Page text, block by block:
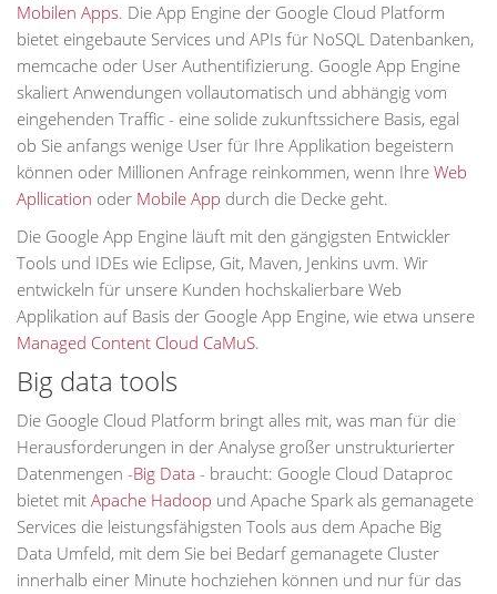
Mobilen Apps. Die App Engine der Google Cloud Platform
bietet eingebaute Services und APIs für NoSQL Datenbanken,
memcache oder User Authentifizierung. Google App Engine
skaliert Anwendungen vollautomatisch und abhängig vom
eingehenden Traffic - eine solide zukunftssichere Basis, egal
ob Sie anfangs wenige User für Ihre Applikation begeistern
können oder Millionen Anfrage reinkommen, wenn Ihre Web
Apllication oder Mobile App durch die Decke geht.
Die Google App Engine läuft mit den gängigsten Entwickler
Tools und IDEs wie Eclipse, Git, Maven, Jenkins uvm. Wir
entwickeln für unsere Kunden hochskalierbare Web
Applikation auf Basis der Google App Engine, wie etwa unsere
Managed Content Cloud CaMuS.
Big data tools
Die Google Cloud Platform bringt alles mit, was man für die
Herausforderungen in der Analyse großer unstrukturierter
Datenmengen -Big Data - braucht: Google Cloud Dataproc
bietet mit Apache Hadoop und Apache Spark als gemanagete
Services die leistungsfähigsten Tools aus dem Apache Big
Data Umfeld, mit dem Sie bei Bedarf gemanagete Cluster
innerhalb einer Minute hochziehen können und nur für das